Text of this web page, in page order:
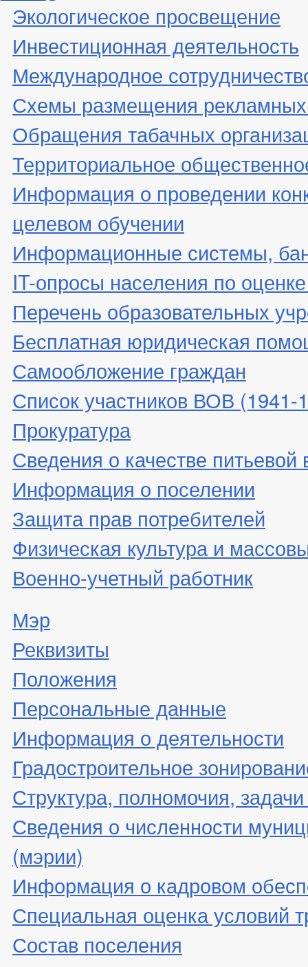
Экологическое просвещение
Инвестиционная деятельность
Международное
Схемы размещения рекламных
Обращения табачных
Территориальное
Информация о проведении
целевом обучении
Информационные системы,
IT-опросы населения по
Перечень образовательных
Бесплатная юридическая
Самообложение граждан
Список участников ВОВ (1941-
Прокуратура
Сведения о качестве питьевой
Информация о поселении
Защита прав потребителей
Физическая культура и
Военно-учетный работник
Мэр
Реквизиты
Положения
Персональные данные
Информация о деятельности
Градостроительное
Структура, полномочия,
Сведения о численности
(мэрии)
Информация о кадровом
Специальная оценка условий
Состав поселения